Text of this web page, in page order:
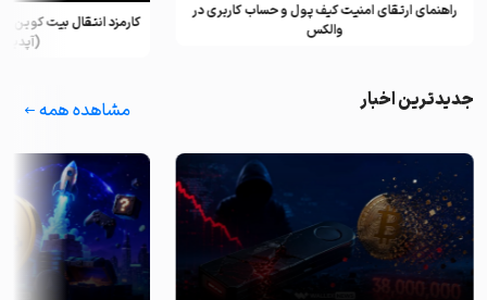
راهنمای ارتقای امنیت کیف پول و حساب کاربری در
والکس
کارمزد انتقال بیت کوین
(آپدیت
جدیدترین اخبار مشاهده همه